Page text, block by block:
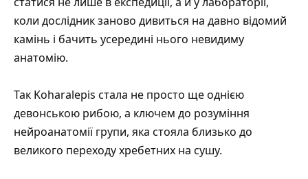
коли дослідник заново дивиться на давно відомий
камінь і бачить усередині нього невидиму
анатомію.
Так Koharalepis стала не просто ще однією
девонською рибою, а ключем до розуміння
нейроанатомії групи, яка стояла близько до
великого переходу хребетних на сушу.